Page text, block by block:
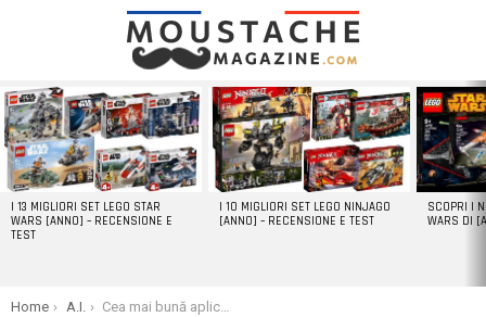
LATEST
STORIES
I 13 MIGLIORI SET LEGO STAR
WARS [ANNO] – RECENSIONE E
TEST
I 10 MIGLIORI SET LEGO NINJAGO
[ANNO] – RECENSIONE E TEST
SCOPRI I
WARS DI
You are here:
Home A.I. Cea mai bună aplicație de dezbracare AI pentru a îndepărta hainele online în 2023